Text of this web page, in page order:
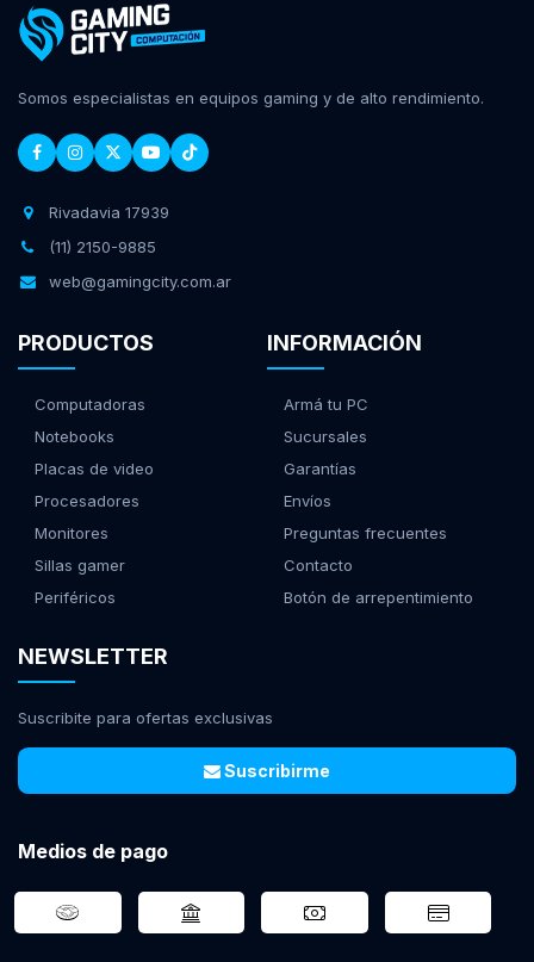
Somos especialistas en equipos gaming y de alto rendimiento.
Rivadavia 17939
(11) 2150-9885
web@gamingcity.com.ar
PRODUCTOS
Computadoras
Notebooks
Placas de video
Procesadores
Monitores
Sillas gamer
Periféricos
INFORMACIÓN
Armá tu PC
Sucursales
Garantías
Envíos
Preguntas frecuentes
Contacto
Botón de arrepentimiento
NEWSLETTER
Suscribite para ofertas exclusivas
Suscribirme
Medios de pago